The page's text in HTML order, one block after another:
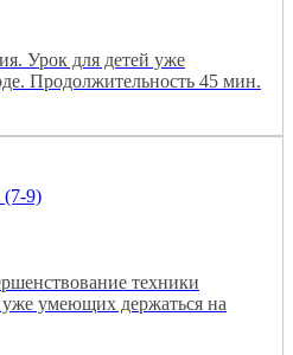
Урок для детей уже
Продолжительность 45 мин.
(7-9)
техники
умеющих держаться на